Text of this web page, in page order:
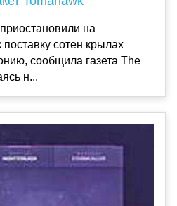
на
сотен крылах
сообщила газета The
н...